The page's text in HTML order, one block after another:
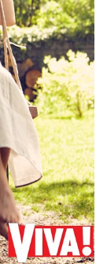
с женой?
я опишу
году. И
с новой
Увидел